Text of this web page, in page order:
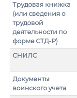
Трудовая книжка
(или сведения о
трудовой
деятельности по
форме СТД-Р)
СНИЛС
Документы
воинского учета